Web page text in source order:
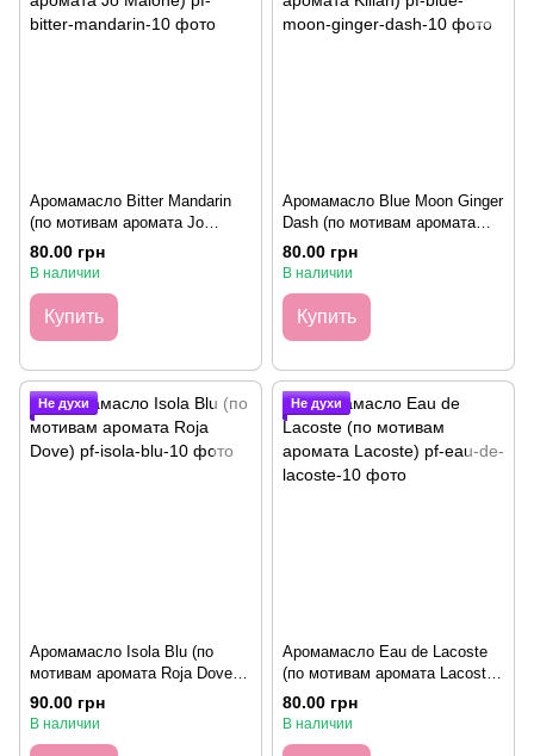
Аромамасло Bitter Mandarin
(по мотивам аромата Jo
Malone), 10 грамм
80.00 грн
В наличии
Купить
Аромамасло Blue Moon Ginger
Dash (по мотивам аромата
Kilian), 10 грамм
80.00 грн
В наличии
Купить
Не духи
Аромамасло Isola Blu (по
мотивам аромата Roja Dove),
10 грамм
90.00 грн
В наличии
Не духи
Аромамасло Eau de Lacoste
(по мотивам аромата Lacoste),
10 грамм
80.00 грн
В наличии